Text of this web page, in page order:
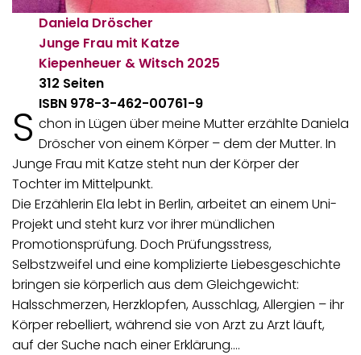
Daniela Dröscher
Junge Frau mit Katze
Kiepenheuer & Witsch 2025
312 Seiten
ISBN 978-3-462-00761-9
S chon in Lügen über meine Mutter erzählte Daniela
Dröscher von einem Körper – dem der Mutter. In
Junge Frau mit Katze steht nun der Körper der
Tochter im Mittelpunkt.
Die Erzählerin Ela lebt in Berlin, arbeitet an einem Uni-
Projekt und steht kurz vor ihrer mündlichen
Promotionsprüfung. Doch Prüfungsstress,
Selbstzweifel und eine komplizierte Liebesgeschichte
bringen sie körperlich aus dem Gleichgewicht:
Halsschmerzen, Herzklopfen, Ausschlag, Allergien – ihr
Körper rebelliert, während sie von Arzt zu Arzt läuft,
auf der Suche nach einer Erklärung.…